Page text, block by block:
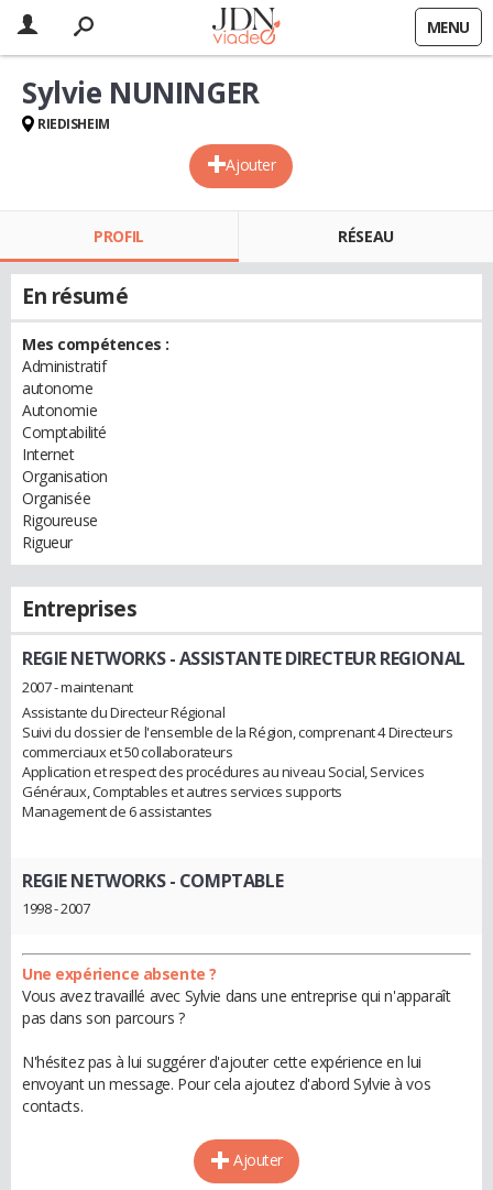
MENU
Ajouter
Sylvie NUNINGER
RIEDISHEIM
PROFIL RÉSEAU
En résumé
Mes compétences :
Administratif
autonome
Autonomie
Comptabilité
Internet
Organisation
Organisée
Rigoureuse
Rigueur
Entreprises
REGIE NETWORKS- ASSISTANTE DIRECTEUR REGIONAL
2007 - maintenant
Assistante du Directeur Régional
Suivi du dossier de l'ensemble de la Région, comprenant 4 Directeurs
commerciaux et 50 collaborateurs
Application et respect des procédures au niveau Social, Services
Généraux, Comptables et autres services supports
Management de 6 assistantes
REGIE NETWORKS- COMPTABLE
1998 - 2007
Une expérience absente ?
Vous avez travaillé avec Sylvie dans une entreprise qui n'apparaît
pas dans son parcours ?
N'hésitez pas à lui suggérer d'ajouter cette expérience en lui
envoyant un message. Pour cela ajoutez d'abord Sylvie à vos
contacts.
Ajouter